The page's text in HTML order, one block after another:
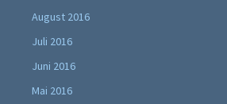
August 2016
Juli 2016
Juni 2016
Mai 2016